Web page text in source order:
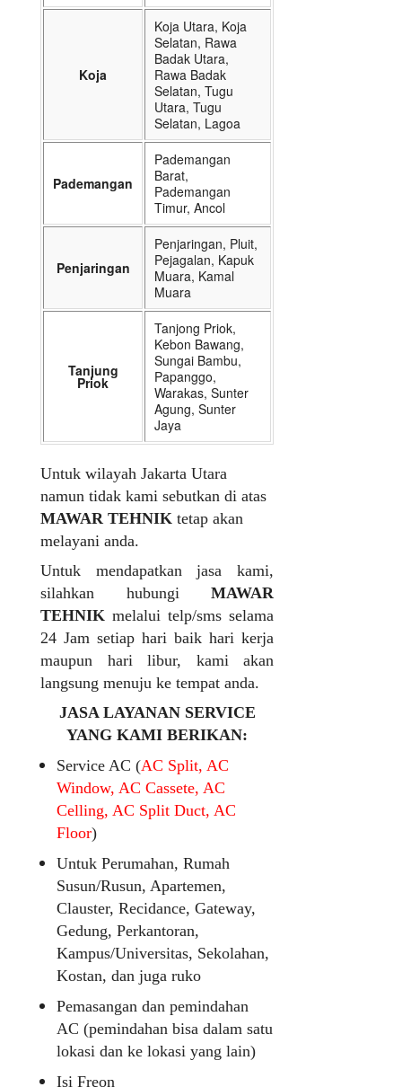
Koja
Koja Utara, Koja
Selatan, Rawa
Badak Utara,
Rawa Badak
Selatan, Tugu
Utara, Tugu
Selatan, Lagoa
Pademangan
Pademangan
Barat,
Pademangan
Timur, Ancol
Penjaringan
Penjaringan, Pluit,
Pejagalan, Kapuk
Muara, Kamal
Muara
Tanjung
Priok
Tanjong Priok,
Kebon Bawang,
Sungai Bambu,
Papanggo,
Warakas, Sunter
Agung, Sunter
Jaya
Untuk wilayah Jakarta Utara
namun tidak kami sebutkan di atas
MAWAR TEHNIK tetap akan
melayani anda.
Untuk mendapatkan jasa kami,
silahkan hubungi MAWAR
TEHNIK melalui telp/sms selama
24 Jam setiap hari baik hari kerja
maupun hari libur, kami akan
langsung menuju ke tempat anda.
JASA LAYANAN SERVICE
YANG KAMI BERIKAN:
Service AC (AC Split, AC
Window, AC Cassete, AC
Celling, AC Split Duct, AC
Floor)
Untuk Perumahan, Rumah
Susun/Rusun, Apartemen,
Clauster, Recidance, Gateway,
Gedung, Perkantoran,
Kampus/Universitas, Sekolahan,
Kostan, dan juga ruko
Pemasangan dan pemindahan
AC (pemindahan bisa dalam satu
lokasi dan ke lokasi yang lain)
Isi Freon